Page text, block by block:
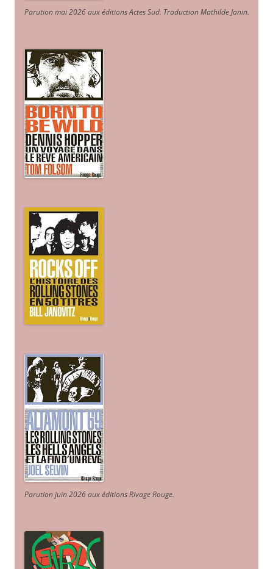
Parution mai 2026 aux éditions Actes Sud. Traduction Mathilde Janin.
Parution juin 2026 aux éditions Rivage Rouge.